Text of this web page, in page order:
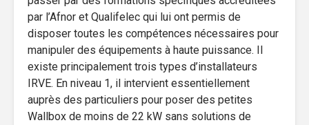
par l’Afnor et Qualifelec qui lui ont permis de
disposer toutes les compétences nécessaires pour
manipuler des équipements à haute puissance. Il
existe principalement trois types d’installateurs
IRVE. En niveau 1, il intervient essentiellement
auprès des particuliers pour poser des petites
Wallbox de moins de 22 kW sans solutions de